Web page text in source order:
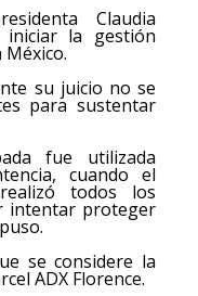
Claudia
iniciar la gestión
su juicio no se
para sustentar
fue utilizada
cuando el
todos los
intentar proteger
se considere la
ADX Florence.